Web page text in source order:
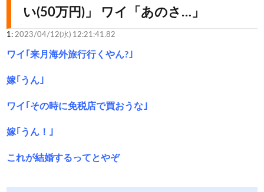
い(50万円)」 ワイ「あのさ…」
1: 2023/04/12(水) 12:21:41.82
ワイ｢来月海外旅行行くやん?｣
嫁｢うん｣
ワイ｢その時に免税店で買おうな｣
嫁｢うん！｣
これが結婚するってとやぞ